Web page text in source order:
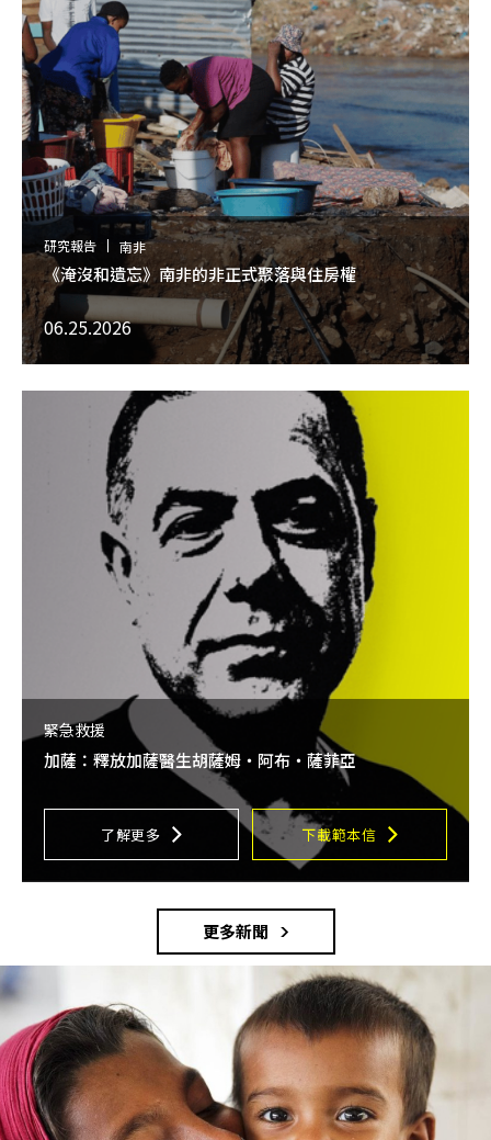
研究報告 南非
《淹沒和遺忘》南非的非正式聚落與住房權
06.25.2026
緊急救援
加薩：釋放加薩醫生胡薩姆・阿布・薩菲亞
了解更多 下載範本信
更多新聞